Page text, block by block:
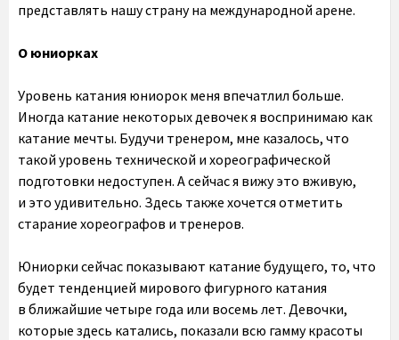
представлять нашу страну на международной арене.
О юниорках
Уровень катания юниорок меня впечатлил больше.
Иногда катание некоторых девочек я воспринимаю как
катание мечты. Будучи тренером, мне казалось, что
такой уровень технической и хореографической
подготовки недоступен. А сейчас я вижу это вживую,
и это удивительно. Здесь также хочется отметить
старание хореографов и тренеров.
Юниорки сейчас показывают катание будущего, то, что
будет тенденцией мирового фигурного катания
в ближайшие четыре года или восемь лет. Девочки,
которые здесь катались, показали всю гамму красоты